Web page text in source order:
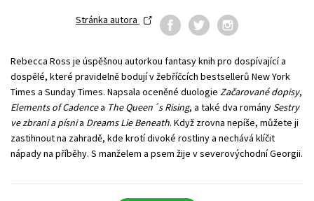
Stránka autora
Rebecca Ross je úspěšnou autorkou fantasy knih pro dospívající a
dospělé, které pravidelně bodují v žebříčcích bestsellerů New York
Times a Sunday Times. Napsala oceněné duologie Začarované dopisy,
Elements of Cadencea The Queen´s Rising, a také dva romány Sestry
ve zbrani a písnia Dreams Lie Beneath. Když zrovna nepíše, můžete ji
zastihnout na zahradě, kde krotí divoké rostliny a nechává klíčit
nápady na příběhy. S manželem a psem žije v severovýchodní Georgii.